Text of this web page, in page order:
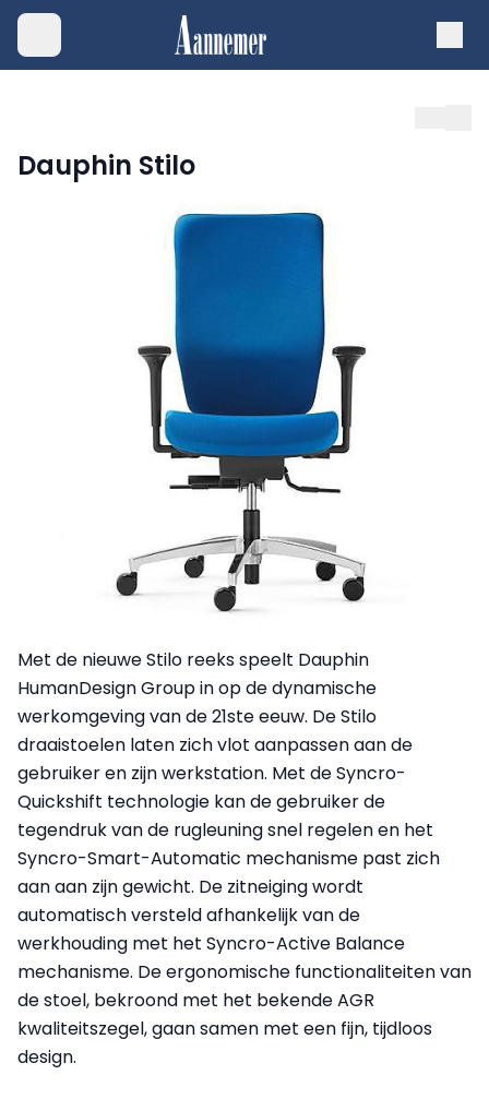
Dauphin Stilo
Met de nieuwe Stilo reeks speelt Dauphin
HumanDesign Group in op de dynamische
werkomgeving van de 21ste eeuw. De Stilo
draaistoelen laten zich vlot aanpassen aan de
gebruiker en zijn werkstation. Met de Syncro-
Quickshift technologie kan de gebruiker de
tegendruk van de rugleuning snel regelen en het
Syncro-Smart-Automatic mechanisme past zich
aan aan zijn gewicht. De zitneiging wordt
automatisch versteld afhankelijk van de
werkhouding met het Syncro-Active Balance
mechanisme. De ergonomische functionaliteiten van
de stoel, bekroond met het bekende AGR
kwaliteitszegel, gaan samen met een fijn, tijdloos
design.